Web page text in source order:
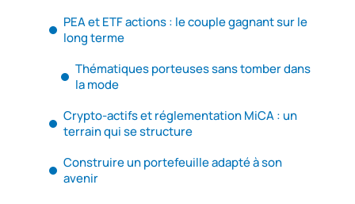
PEA et ETF actions : le couple gagnant sur le
long terme
Thématiques porteuses sans tomber dans
la mode
Crypto-actifs et réglementation MiCA : un
terrain qui se structure
Construire un portefeuille adapté à son
avenir